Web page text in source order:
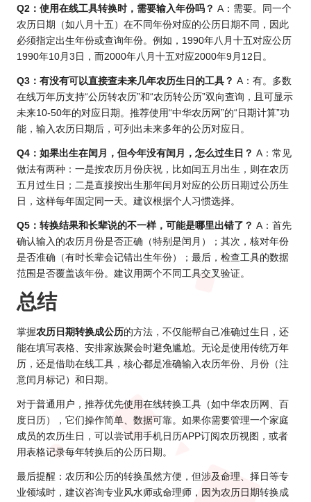
Q2：使用在线工具转换时，需要输入年份吗？ A：需要。同一个
农历日期（如八月十五）在不同年份对应的公历日期不同，因此
必须指定出生年份或查询年份。例如，1990年八月十五对应公历
1990年10月3日，而2000年八月十五对应2000年9月12日。
Q3：有没有可以直接查未来几年农历生日的工具？ A：有。多数
在线万年历支持“公历转农历”和“农历转公历”双向查询，且可显示
未来10-50年的对应日期。推荐使用“中华农历网”的“日期计算”功
能，输入农历日期后，可列出未来多年的公历对应日。
Q4：如果出生在闰月，但今年没有闰月，怎么过生日？ A：常见
做法有两种：一是按农历月份庆祝，比如闰五月出生，则在农历
五月过生日；二是直接按出生那年闰月对应的公历日期过公历生
日，这样每年固定同一天。建议根据个人习惯选择。
Q5：转换结果和长辈说的不一样，可能是哪里出错了？ A：首先
确认输入的农历月份是否正确（特别是闰月）；其次，核对年份
是否准确（有时长辈会记错出生年份）；最后，检查工具的数据
范围是否覆盖该年份。建议用两个不同工具交叉验证。
总结
掌握农历日期转换成公历的方法，不仅能帮自己准确过生日，还
能在填写表格、安排家族聚会时避免尴尬。无论是使用传统万年
历，还是借助在线工具，核心都是准确输入农历年份、月份（注
意闰月标记）和日期。
对于普通用户，推荐优先使用在线转换工具（如中华农历网、百
度日历），它们操作简单、数据可靠。如果你需要管理一个家庭
成员的农历生日，可以尝试用手机日历APP订阅农历视图，或者
用表格记录每年转换后的公历日期。
最后提醒：农历和公历的转换虽然方便，但涉及命理、择日等专
业领域时，建议咨询专业风水师或命理师，因为农历日期转换成